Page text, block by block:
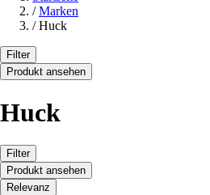
/ Marken
/ Huck
Filter
Produkt ansehen
Huck
Filter
Produkt ansehen
Relevanz